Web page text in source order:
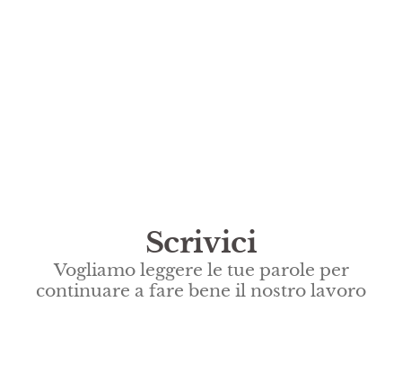
Scrivici
Vogliamo leggere le tue parole per
continuare a fare bene il nostro lavoro​